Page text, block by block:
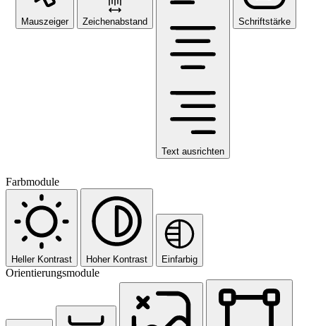
Mauszeiger Zeichenabstand
Text ausrichten
Schriftstärke
Farbmodule
Heller Kontrast Hoher Kontrast Einfarbig
Orientierungsmodule